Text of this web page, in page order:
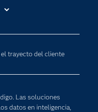
trayecto del cliente
Las soluciones
datos en inteligencia,
digital